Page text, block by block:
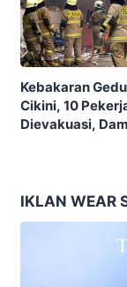
Kebakaran
Cikini, 10
Dievakuasi,
IKLAN WEAR